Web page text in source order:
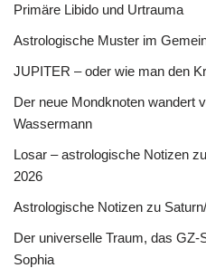
Primäre Libido und Urtrauma
Astrologische Muster im
JUPITER – oder wie man den
Der neue Mondknoten wandert
Wassermann
Losar – astrologische Notizen
2026
Astrologische Notizen zu
Der universelle Traum, das
Sophia